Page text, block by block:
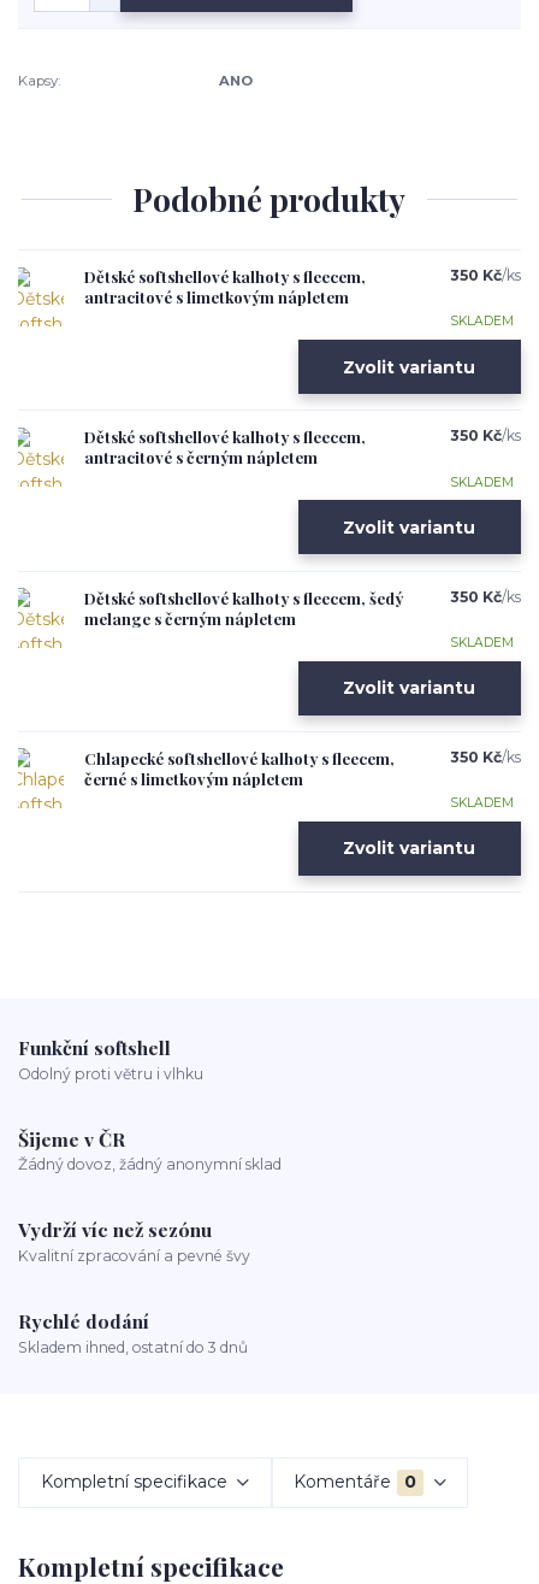
Kapsy: ANO
Podobné produkty
Dětské softshellové kalhoty s fleecem,
antracitové s limetkovým nápletem
350 Kč/ks
SKLADEM
Zvolit variantu
Dětské softshellové kalhoty s fleecem,
antracitové s černým nápletem
350 Kč/ks
SKLADEM
Zvolit variantu
Dětské softshellové kalhoty s fleecem, šedý
melange s černým nápletem
350 Kč/ks
SKLADEM
Zvolit variantu
Chlapecké softshellové kalhoty s fleecem,
černé s limetkovým nápletem
350 Kč/ks
SKLADEM
Zvolit variantu
Funkční softshell
Odolný proti větru i vlhku
Šijeme v ČR
Žádný dovoz, žádný anonymní sklad
Vydrží víc než sezónu
Kvalitní zpracování a pevné švy
Rychlé dodání
Skladem ihned, ostatní do 3 dnů
Kompletní specifikace Komentáře 0
Kompletní specifikace